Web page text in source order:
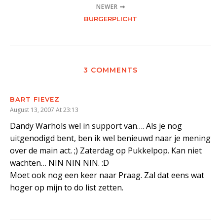
NEWER
BURGERPLICHT
3 COMMENTS
BART FIEVEZ
August 13, 2007 At 23:13
Dandy Warhols wel in support van…. Als je nog
uitgenodigd bent, ben ik wel benieuwd naar je mening
over de main act. ;) Zaterdag op Pukkelpop. Kan niet
wachten… NIN NIN NIN. :D
Moet ook nog een keer naar Praag. Zal dat eens wat
hoger op mijn to do list zetten.